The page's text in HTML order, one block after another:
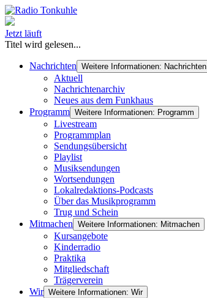
Jetzt läuft
Titel wird gelesen...
Nachrichten Weitere Informationen: Nachrichten
Aktuell
Nachrichtenarchiv
Neues aus dem Funkhaus
Programm Weitere Informationen: Programm
Livestream
Programmplan
Sendungsübersicht
Playlist
Musiksendungen
Wortsendungen
Lokalredaktions-Podcasts
Über das Musikprogramm
Trug und Schein
Mitmachen Weitere Informationen: Mitmachen
Kursangebote
Kinderradio
Praktika
Mitgliedschaft
Trägerverein
Wir Weitere Informationen: Wir